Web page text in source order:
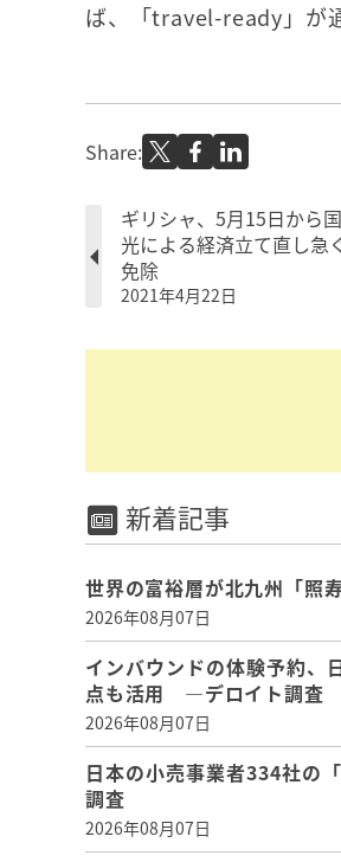
ば、「travel-ready」が
Share:
ギリシャ、5月15日から
光による経済立て直し急
免除
2021年4月22日
新着記事
世界の富裕層が北九州「照
2026年08月07日
インバウンドの体験予約、
点も活用 ―デロイト調査
2026年08月07日
日本の小売事業者334社の
調査
2026年08月07日